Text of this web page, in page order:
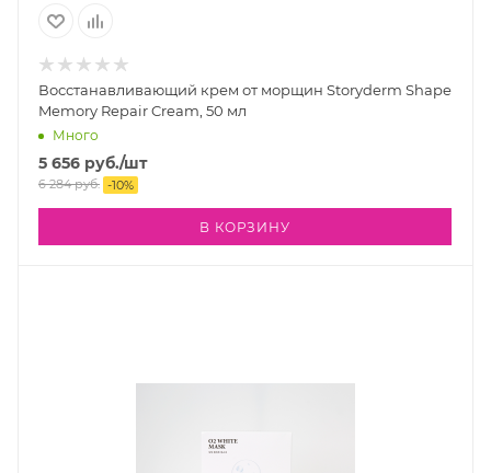
Восстанавливающий крем от морщин Storyderm Shape
Memory Repair Cream, 50 мл
Много
5 656 руб./шт
6 284руб. -10%
В КОРЗИНУ